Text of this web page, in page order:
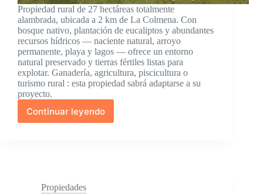
Propiedad rural de 27 hectáreas totalmente
alambrada, ubicada a 2 km de La Colmena. Con
bosque nativo, plantación de eucaliptos y abundantes
recursos hídricos — naciente natural, arroyo
permanente, playa y lagos — ofrece un entorno
natural preservado y tierras fértiles listas para
explotar. Ganadería, agricultura, piscicultura o
turismo rural : esta propiedad sabrá adaptarse a su
proyecto.
Continuar leyendo
Propiedad
En
Propiedades